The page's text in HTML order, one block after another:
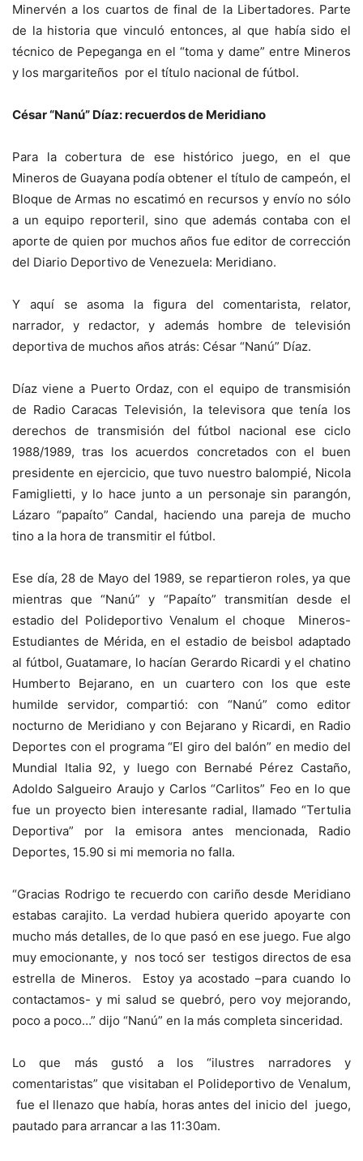
Minervén a los cuartos de final de la Libertadores. Parte
de la historia que vinculó entonces, al que había sido el
técnico de Pepeganga en el “toma y dame” entre Mineros
y los margariteños por el título nacional de fútbol.
César “Nanú” Díaz: recuerdos de Meridiano
Para la cobertura de ese histórico juego, en el que
Mineros de Guayana podía obtener el título de campeón, el
Bloque de Armas no escatimó en recursos y envío no sólo
a un equipo reporteril, sino que además contaba con el
aporte de quien por muchos años fue editor de corrección
del Diario Deportivo de Venezuela: Meridiano.
Y aquí se asoma la figura del comentarista, relator,
narrador, y redactor, y además hombre de televisión
deportiva de muchos años atrás: César “Nanú” Díaz.
Díaz viene a Puerto Ordaz, con el equipo de transmisión
de Radio Caracas Televisión, la televisora que tenía los
derechos de transmisión del fútbol nacional ese ciclo
1988/1989, tras los acuerdos concretados con el buen
presidente en ejercicio, que tuvo nuestro balompié, Nicola
Famiglietti, y lo hace junto a un personaje sin parangón,
Lázaro “papaíto” Candal, haciendo una pareja de mucho
tino a la hora de transmitir el fútbol.
Ese día, 28 de Mayo del 1989, se repartieron roles, ya que
mientras que “Nanú” y “Papaíto” transmitían desde el
estadio del Polideportivo Venalum el choque Mineros-
Estudiantes de Mérida, en el estadio de beisbol adaptado
al fútbol, Guatamare, lo hacían Gerardo Ricardi y el chatino
Humberto Bejarano, en un cuartero con los que este
humilde servidor, compartió: con “Nanú” como editor
nocturno de Meridiano y con Bejarano y Ricardi, en Radio
Deportes con el programa “El giro del balón” en medio del
Mundial Italia 92, y luego con Bernabé Pérez Castaño,
Adoldo Salgueiro Araujo y Carlos “Carlitos” Feo en lo que
fue un proyecto bien interesante radial, llamado “Tertulia
Deportiva” por la emisora antes mencionada, Radio
Deportes, 15.90 si mi memoria no falla.
“Gracias Rodrigo te recuerdo con cariño desde Meridiano
estabas carajito. La verdad hubiera querido apoyarte con
mucho más detalles, de lo que pasó en ese juego. Fue algo
muy emocionante, y nos tocó ser testigos directos de esa
estrella de Mineros. Estoy ya acostado –para cuando lo
contactamos- y mi salud se quebró, pero voy mejorando,
poco a poco…” dijo “Nanú” en la más completa sinceridad.
Lo que más gustó a los “ilustres narradores y
comentaristas” que visitaban el Polideportivo de Venalum,
fue el llenazo que había, horas antes del inicio del juego,
pautado para arrancar a las 11:30am.